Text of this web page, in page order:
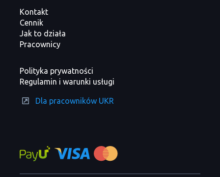
Kontakt
Cennik
Jak to działa
Pracownicy
Polityka prywatności
Regulamin i warunki usługi
Dla pracowników UKR